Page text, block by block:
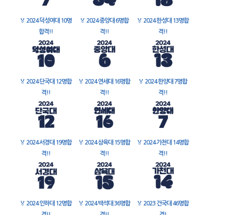
🏅 2024 덕성여대 10명
합격!!
🏅 2024 중앙대 6명합
격!!
🏅 2024 한성대 13명합
격!!
🏅 2024 단국대 12명합
격!!
🏅 2024 연세대 16명합
격!!
🏅 2024 한양대 7명합
격!!
🏅 2024 서경대 19명합
격!!
🏅 2024 삼육대 15명합
격!!
🏅 2024 가천대 14명합
격!!
🏅 2024 인하대 12명합
🏅 2024 백석대 36명합
🏅 2023 건국대 46명합